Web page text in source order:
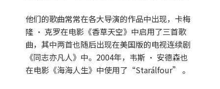
他们的歌曲常常在各大导演的作品中出现，卡梅
隆 · 克罗在电影《香草天空》中启用了三首歌
曲，其中两首也随后出现在美国版的电视连续剧
《同志亦凡人》中。2004年，韦斯 · 安德森也
在电影《海海人生》中使用了“Starálfour” 。